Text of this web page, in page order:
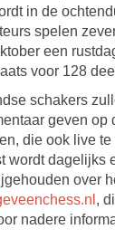
in de
spelen
een
voor 128
schakers
geven op
die ook live
wordt dagelijks
over
,
nadere